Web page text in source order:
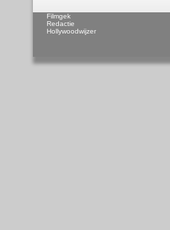
Filmgek
Redactie
Hollywoodwijzer